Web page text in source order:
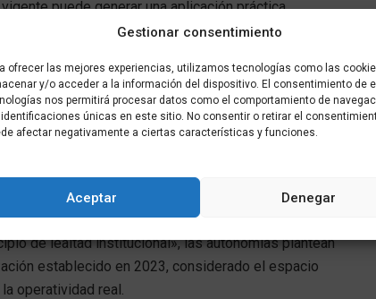
Gestionar consentimiento
ofrecer las mejores experiencias, utilizamos tecnologías como las
y/o acceder a la información del dispositivo. El consentimiento de
nos permitirá procesar datos como el comportamiento de
identificaciones únicas en este sitio. No consentir o retirar el
afectar negativamente a ciertas características y funciones.
Aceptar Denegar
puede generar una aplicación práctica
la total ausencia de una
memoria económica
adicionales requerirá la ley y con qué fondos se cubrirá
retorno al foro
de lealtad institucional», las autonomías plantean
establecido en 2023, considerado el espacio
operatividad real.